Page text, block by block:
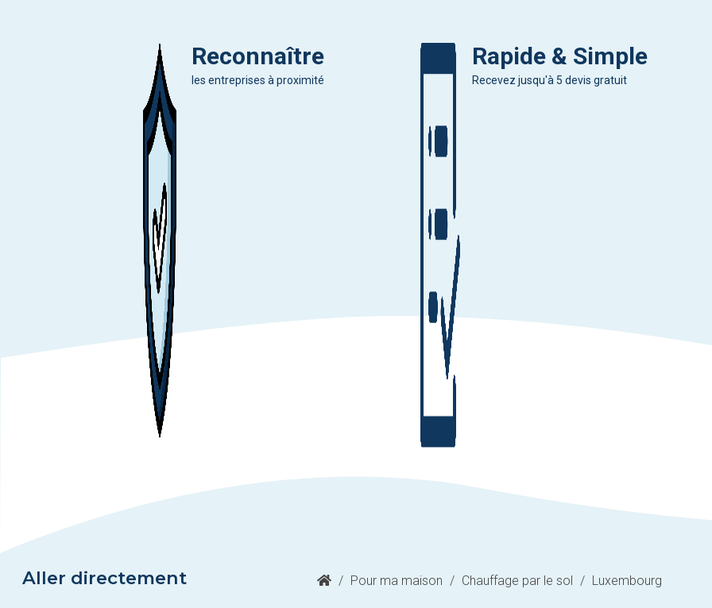
Reconnaître
les entreprises à proximité
Rapide & Simple
Recevez jusqu'à 5 devis gratuit
Aller directement / Pour ma maison / Chauffage par le sol / Luxembourg